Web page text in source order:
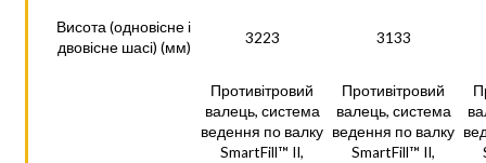
Висота (одновісне і
двовісне шасі) (мм)
3223 3133
Противітровий
валець, система
ведення по валку
SmartFill™ II,
Противітровий
валець, система
ведення по валку
SmartFill™ II,